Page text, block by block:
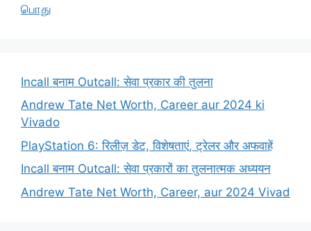
பொது
Incall बनाम Outcall: सेवा प्रकार की तुलना
Andrew Tate Net Worth, Career aur 2024 ki
Vivado
PlayStation 6: रिलीज़ डेट, विशेषताएं, ट्रेलर और अफवाहें
Incall बनाम Outcall: सेवा प्रकारों का तुलनात्मक अध्ययन
Andrew Tate Net Worth, Career, aur 2024 Vivad